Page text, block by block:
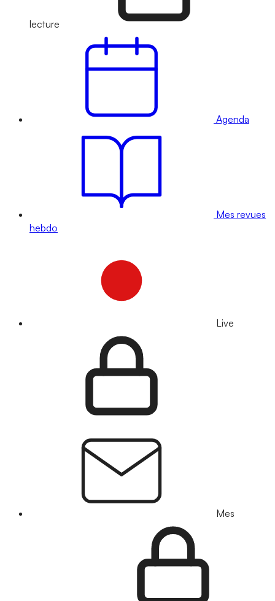
lecture
Agenda
Mes revues
hebdo
Live
Mes